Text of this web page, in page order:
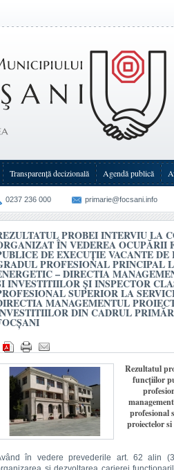
Transparenţă decizională Agendă publică
0237 236 000 primarie@focsani.info
PROBEI INTERVIU LA
ÎN VEDEREA OCUPĂRII
DE EXECUŢIE VACANTE
PROFESIONAL PRINCIPAL
– DIRECTIA
INVESTITIILOR ȘI INSPECTOR
SUPERIOR LA
MANAGEMENTUL
DIN CADRUL
Rezultatul
funcţiilor
profesional
proiectelor
în vedere prevederile art. 62 alin